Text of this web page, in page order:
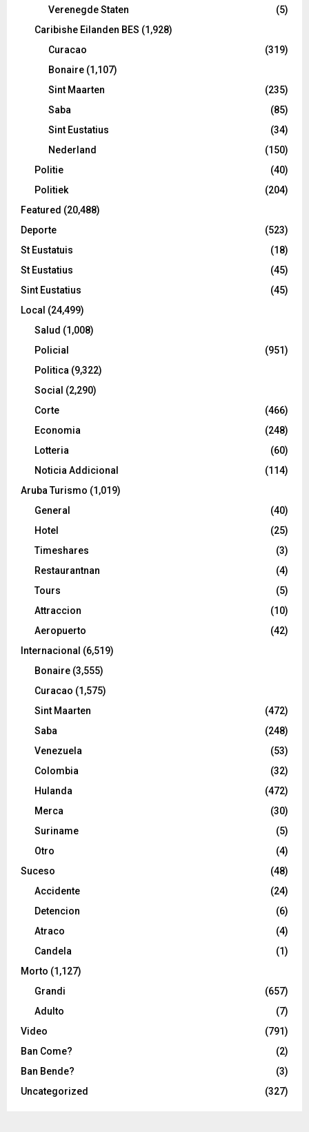
Verenegde Staten
(5)
Caribishe Eilanden BES (1,928)
Curacao
(319)
Bonaire (1,107)
Sint Maarten
(235)
Saba
(85)
Sint Eustatius
(34)
Nederland
(150)
Politie
(40)
Politiek
(204)
Featured (20,488)
Deporte
(523)
St Eustatuis
(18)
St Eustatius
(45)
Sint Eustatius
(45)
Local (24,499)
Salud (1,008)
Policial
(951)
Politica (9,322)
Social (2,290)
Corte
(466)
Economia
(248)
Lotteria
(60)
Noticia Addicional
(114)
Aruba Turismo (1,019)
General
(40)
Hotel
(25)
Timeshares
(3)
Restaurantnan
(4)
Tours
(5)
Attraccion
(10)
Aeropuerto
(42)
Internacional (6,519)
Bonaire (3,555)
Curacao (1,575)
Sint Maarten
(472)
Saba
(248)
Venezuela
(53)
Colombia
(32)
Hulanda
(472)
Merca
(30)
Suriname
(5)
Otro
(4)
Suceso
(48)
Accidente
(24)
Detencion
(6)
Atraco
(4)
Candela
(1)
Morto (1,127)
Grandi
(657)
Adulto
(7)
Video
(791)
Ban Come?
(2)
Ban Bende?
(3)
Uncategorized
(327)